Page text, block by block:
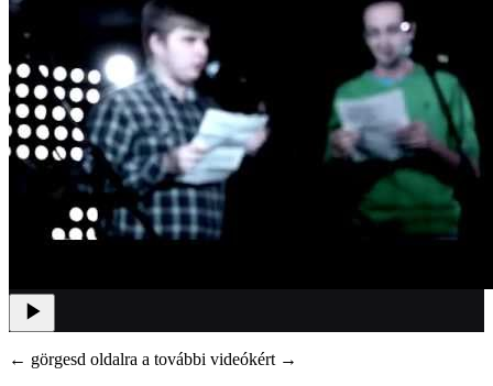
← görgesd oldalra a további videókért →